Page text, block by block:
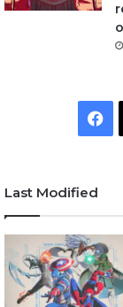
Last Modified